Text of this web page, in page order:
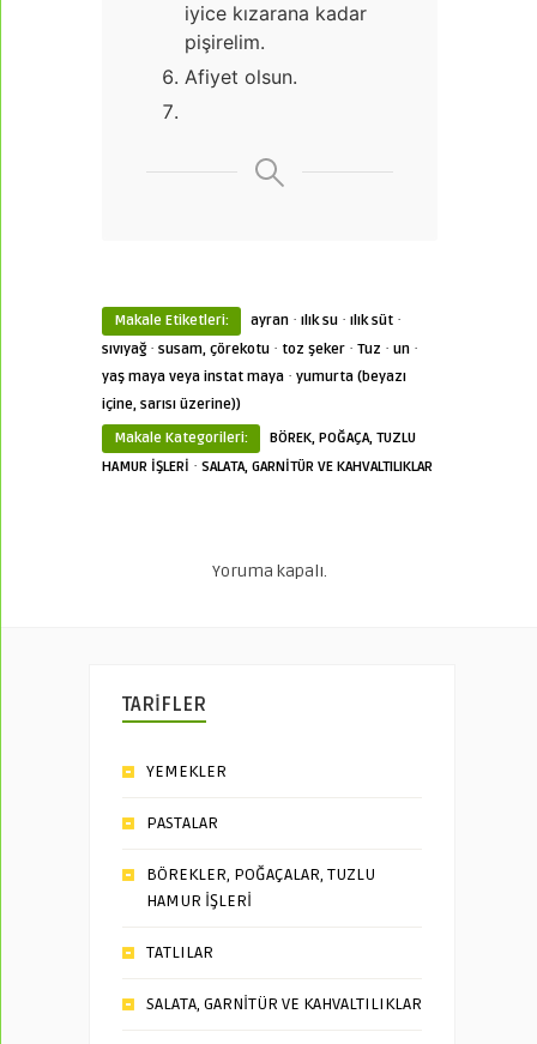
iyice kızarana kadar
pişirelim.
Afiyet olsun.
Makale Etiketleri: ayran · ılık su · ılık süt ·
sıvıyağ· susam, çörekotu · toz şeker · Tuz · un ·
yaş maya veya instat maya · yumurta (beyazı
içine, sarısı üzerine))
Makale Kategorileri:
BÖREK, POĞAÇA, TUZLU
HAMUR İŞLERİ · SALATA, GARNİTÜR VE KAHVALTILIKLAR
Yoruma kapalı.
TARİFLER
YEMEKLER
PASTALAR
BÖREKLER, POĞAÇALAR, TUZLU
HAMUR İŞLERİ
TATLILAR
SALATA, GARNİTÜR VE KAHVALTILIKLAR